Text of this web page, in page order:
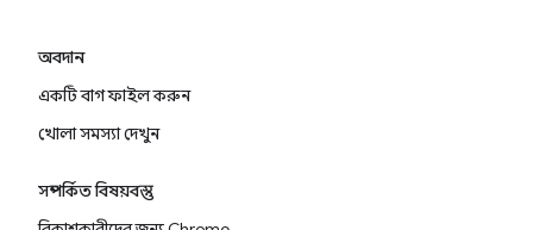
অবদান
একটি বাগ ফাইল করুন
খোলা সমস্যা দেখুন
সম্পর্কিত বিষয়বস্তু